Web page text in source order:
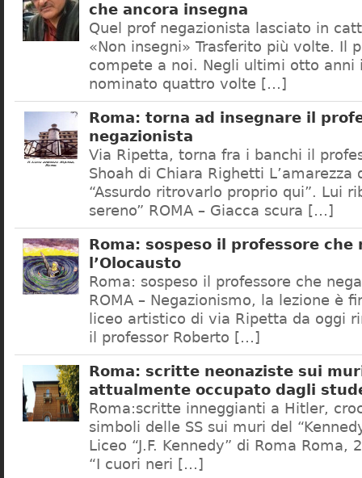
che ancora insegna
Quel prof negazionista lasciato in
«Non insegni» Trasferito più volte. Il
compete a noi. Negli ultimi otto anni
nominato quattro volte […]
Roma: torna ad insegnare il
negazionista
Via Ripetta, torna fra i banchi il
Shoah di Chiara Righetti L’amarezza
“Assurdo ritrovarlo proprio qui”. Lui
sereno” ROMA – Giacca scura […]
Roma: sospeso il professore che
l’Olocausto
Roma: sospeso il professore che
ROMA – Negazionismo, la lezione è
liceo artistico di via Ripetta da oggi
il professor Roberto […]
Roma: scritte neonaziste sui
attualmente occupato dagli
Roma:scritte inneggianti a Hitler,
simboli delle SS sui muri del
Liceo “J.F. Kennedy” di Roma Roma,
“I cuori neri […]